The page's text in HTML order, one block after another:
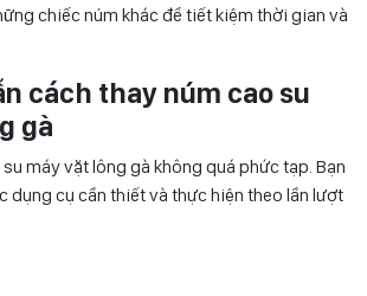
chiếc núm khác để tiết kiệm thời gian và
cách thay núm cao su
gà
máy vặt lông gà không quá phức tạp. Bạn
dụng cụ cần thiết và thực hiện theo lần lượt